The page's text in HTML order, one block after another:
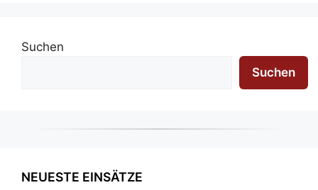
Suchen
Suchen
NEUESTE EINSÄTZE